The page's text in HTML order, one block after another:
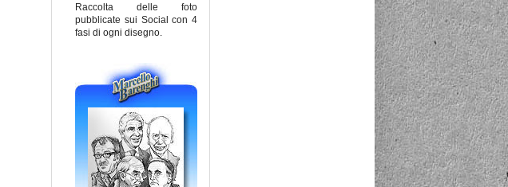
Raccolta delle foto
pubblicate sui Social con 4
fasi di ogni disegno.